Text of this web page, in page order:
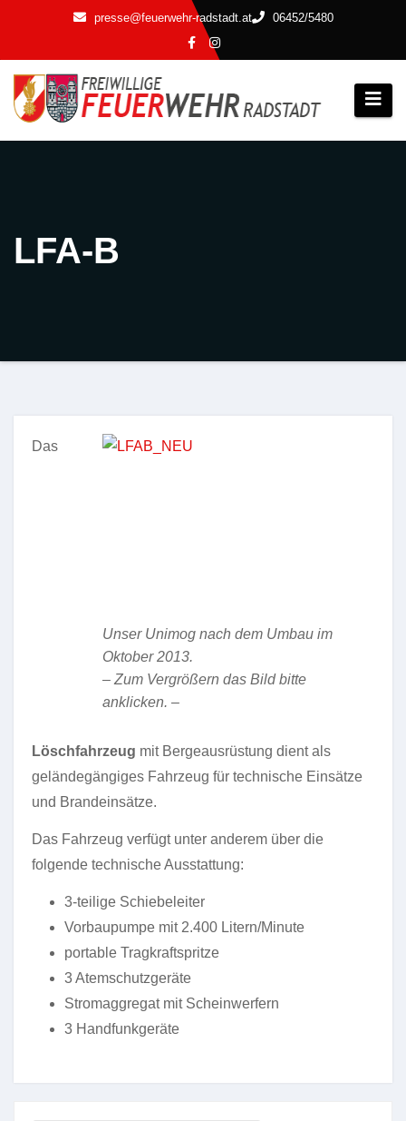
springen
presse@feuerwehr-radstadt.at 06452/5480
LFA-B
Unser Unimog nach dem Umbau im
Oktober 2013.
– Zum Vergrößern das Bild bitte
anklicken. –
Das
Löschfahrzeug mit Bergeausrüstung dient als
geländegängiges Fahrzeug für technische Einsätze
und Brandeinsätze.
Das Fahrzeug verfügt unter anderem über die
folgende technische Ausstattung:
3-teilige Schiebeleiter
Vorbaupumpe mit 2.400 Litern/Minute
portable Tragkraftspritze
3 Atemschutzgeräte
Stromaggregat mit Scheinwerfern
3 Handfunkgeräte